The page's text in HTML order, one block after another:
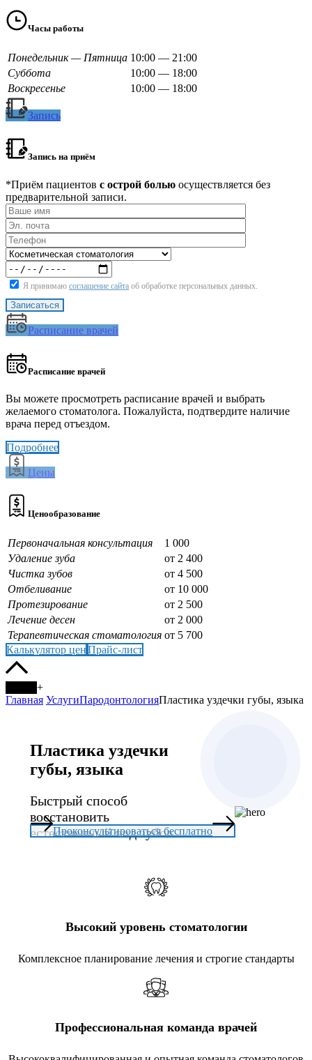
Часы работы
Понедельник — Пятница 10:00 — 21:00
Суббота
10:00 — 18:00
Воскресенье
10:00 — 18:00
Запись
Запись на приём
*Приём пациентов с острой болью осуществляется без
предварительной записи.
Я принимаю соглашение сайта об обработке персональных данных.
Расписание врачей
Расписание врачей
Вы можете просмотреть расписание врачей и выбрать
желаемого стоматолога. Пожалуйста, подтвердите наличие
врача перед отъездом.
Подробнее
Цены
Ценообразование
Первоначальная консультация
1 000
Удаление зуба
от 2 400
Чистка зубов
от 4 500
Отбеливание
от 10 000
Протезирование
от 2 500
Лечение десен
от 2 000
Терапевтическая стоматология от 5 700
Калькулятор цен Прайс-лист
+
Главная УслугиПародонтологияПластика уздечки губы, языка
Пластика уздечки
губы, языка
Быстрый способ
восстановить
естественный вид зубов
Проконсультироваться бесплатно
Высокий уровень стоматологии
Комплексное планирование лечения и строгие стандарты
Профессиональная команда врачей